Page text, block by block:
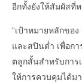
อีกทั้งยังให้สัมผัสที่
“เป้าหมายหลักขอ
และสปินต่ำ เพื่อก
ตลูกสั้นสำหรับการ
ให้การควบคุมได้ม